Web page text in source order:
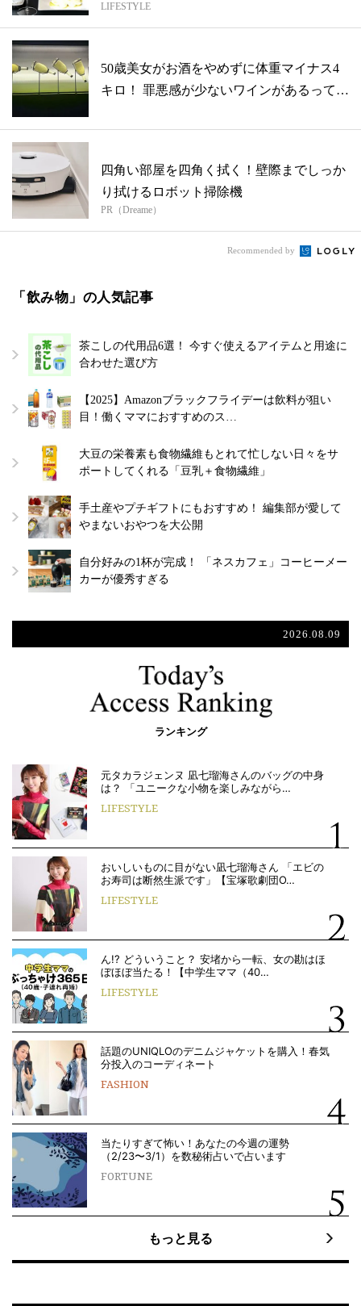
上げ...
LIFESTYLE
50歳美女がお酒をやめずに体重マイナス4
キロ！ 罪悪感が少ないワインがあるって
四角い部屋を四角く拭く！壁際までしっか
り拭けるロボット掃除機
PR（Dreame）
Recommended by
「飲み物」の人気記事
茶こしの代用品6選！ 今すぐ使えるアイテムと用途に
合わせた選び方
【2025】Amazonブラックフライデーは飲料が狙い
目！働くママにおすすめのス…
大豆の栄養素も食物繊維もとれて忙しない日々をサ
ポートしてくれる「豆乳＋食物繊維」
手土産やプチギフトにもおすすめ！ 編集部が愛して
やまないおやつを大公開
自分好みの1杯が完成！ 「ネスカフェ」コーヒーメー
カーが優秀すぎる
2026.08.09
ランキング
元タカラジェンヌ 凪七瑠海さんのバッグの中身
は？ 「ユニークな小物を楽しみながら…
LIFESTYLE
おいしいものに目がない凪七瑠海さん 「エビの
お寿司は断然生派です」【宝塚歌劇団O…
LIFESTYLE
ん!? どういうこと？ 安堵から一転、女の勘はほ
ぼほぼ当たる！【中学生ママ（40…
LIFESTYLE
話題のUNIQLOのデニムジャケットを購入！春気
分投入のコーディネート
FASHION
当たりすぎて怖い！あなたの今週の運勢
（2/23〜3/1）を数秘術占いで占います
FORTUNE
もっと見る